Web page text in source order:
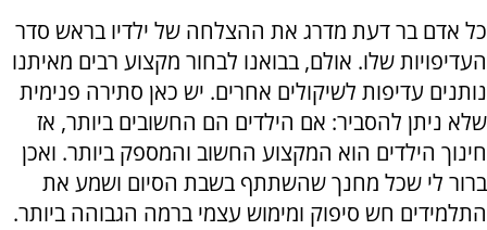
כל אדם בר דעת מדרג את ההצלחה של ילדיו בראש סדר
העדיפויות שלו. אולם, בבואנו לבחור מקצוע רבים מאיתנו
נותנים עדיפות לשיקולים אחרים. יש כאן סתירה פנימית
שלא ניתן להסביר: אם הילדים הם החשובים ביותר, אז
חינוך הילדים הוא המקצוע החשוב והמספק ביותר. ואכן
ברור לי שכל מחנך שהשתתף בשבת הסיום ושמע את
התלמידים חש סיפוק ומימוש עצמי ברמה הגבוהה ביותר.